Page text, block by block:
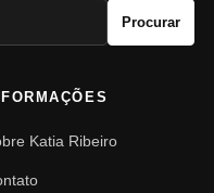
Procurar
Katia Ribeiro